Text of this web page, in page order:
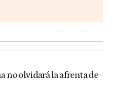
no olvidará la afrenta de